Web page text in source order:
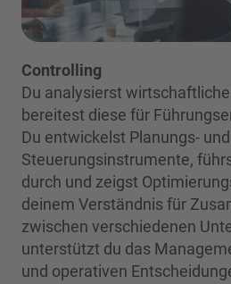
Controlling
Du analysierst
bereitest diese für
Du entwickelst Planungs- und
Steuerungsinstrumente,
durch und zeigst
deinem Verständnis für
zwischen verschiedenen
unterstützt du das
und operativen